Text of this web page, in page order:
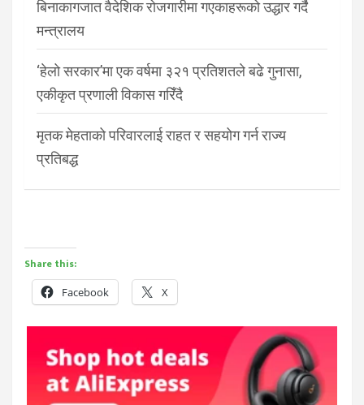
बिनाकागजात वैदेशिक रोजगारीमा गएकाहरूको उद्धार गर्दै
मन्त्रालय
‘हेलो सरकार’मा एक वर्षमा ३२१ प्रतिशतले बढे गुनासा,
एकीकृत प्रणाली विकास गरिँदै
मृतक मेहताको परिवारलाई राहत र सहयोग गर्न राज्य
प्रतिबद्ध
Share this:
Facebook X